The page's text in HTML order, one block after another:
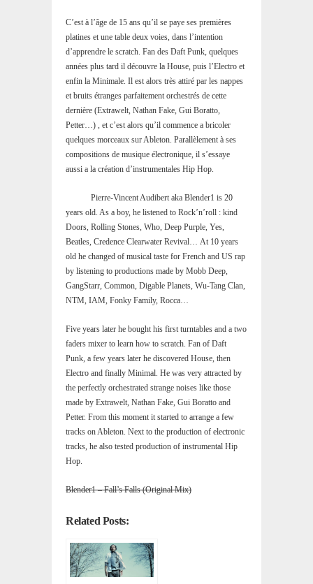
C’est à l’âge de 15 ans qu’il se paye ses premières
platines et une table deux voies, dans l’intention
d’apprendre le scratch. Fan des Daft Punk, quelques
années plus tard il découvre la House, puis l’Electro et
enfin la Minimale. Il est alors très attiré par les nappes
et bruits étranges parfaitement orchestrés de cette
dernière (Extrawelt, Nathan Fake, Gui Boratto,
Petter…) , et c’est alors qu’il commence a bricoler
quelques morceaux sur Ableton. Parallèlement à ses
compositions de musique électronique, il s’essaye
aussi a la création d’instrumentales Hip Hop.
Pierre-Vincent Audibert aka Blender1 is 20
years old. As a boy, he listened to Rock’n’roll : kind
Doors, Rolling Stones, Who, Deep Purple, Yes,
Beatles, Credence Clearwater Revival… At 10 years
old he changed of musical taste for French and US rap
by listening to productions made by Mobb Deep,
GangStarr, Common, Digable Planets, Wu-Tang Clan,
NTM, IAM, Fonky Family, Rocca…
Five years later he bought his first turntables and a two
faders mixer to learn how to scratch. Fan of Daft
Punk, a few years later he discovered House, then
Electro and finally Minimal. He was very attracted by
the perfectly orchestrated strange noises like those
made by Extrawelt, Nathan Fake, Gui Boratto and
Petter. From this moment it started to arrange a few
tracks on Ableton. Next to the production of electronic
tracks, he also tested production of instrumental Hip
Hop.
Blender1 – Fall’s Falls (Original Mix)
Related Posts: